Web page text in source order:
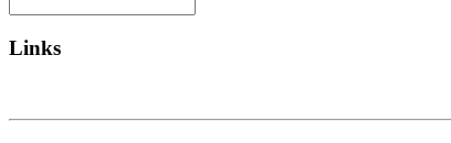
Links